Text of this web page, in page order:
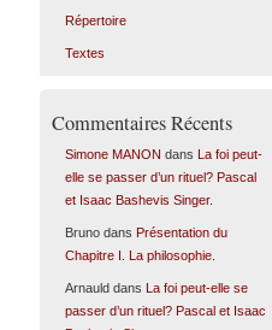
Répertoire
Textes
Commentaires Récents
Simone MANON dans La foi peut-
elle se passer d’un rituel? Pascal
et Isaac Bashevis Singer.
Brunodans Présentation du
Chapitre I. La philosophie.
Arnaulddans La foi peut-elle se
passer d’un rituel? Pascal et Isaac